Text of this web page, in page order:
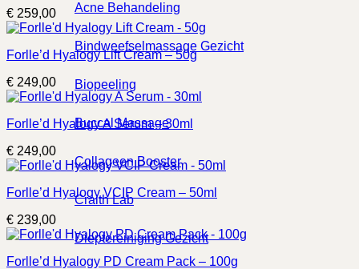
Acne Behandeling
Bindweefselmassage Gezicht
Biopeeling
Buccal Massage
Collageen Booster
Craith Lab
Dieptereiniging Gezicht
€ 259,00
Forlle’d Hyalogy Lift Cream – 50g
€ 249,00
Forlle’d Hyalogy A Serum – 30ml
€ 249,00
Forlle’d Hyalogy VCIP Cream – 50ml
€ 239,00
Forlle’d Hyalogy PD Cream Pack – 100g